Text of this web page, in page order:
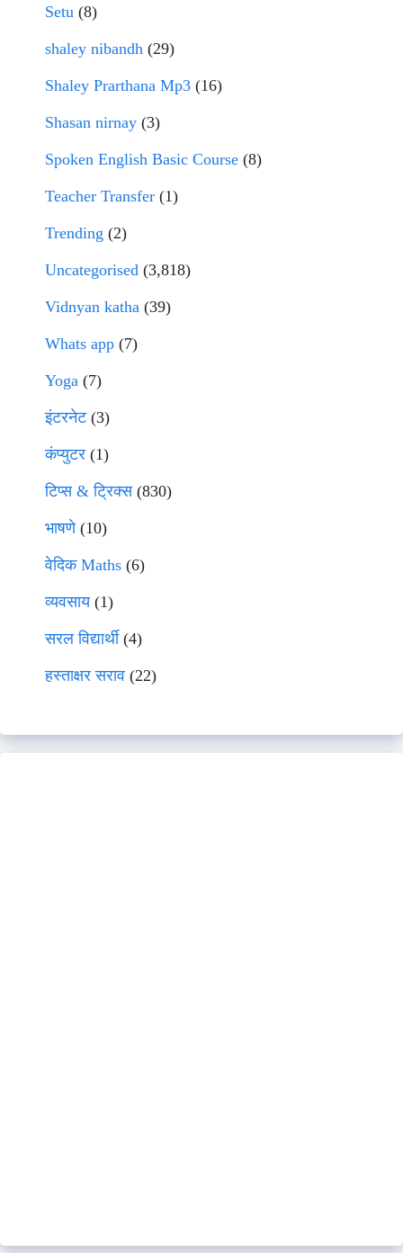
Setu (8)
shaley nibandh (29)
Shaley Prarthana Mp3 (16)
Shasan nirnay (3)
Spoken English Basic Course (8)
Teacher Transfer (1)
Trending (2)
Uncategorised (3,818)
Vidnyan katha (39)
Whats app (7)
Yoga (7)
इंटरनेट(3)
कंप्युटर (1)
टिप्स & ट्रिक्स(830)
भाषणे(10)
वेदिक Maths (6)
व्यवसाय(1)
सरल विद्यार्थी(4)
हस्ताक्षर सराव (22)